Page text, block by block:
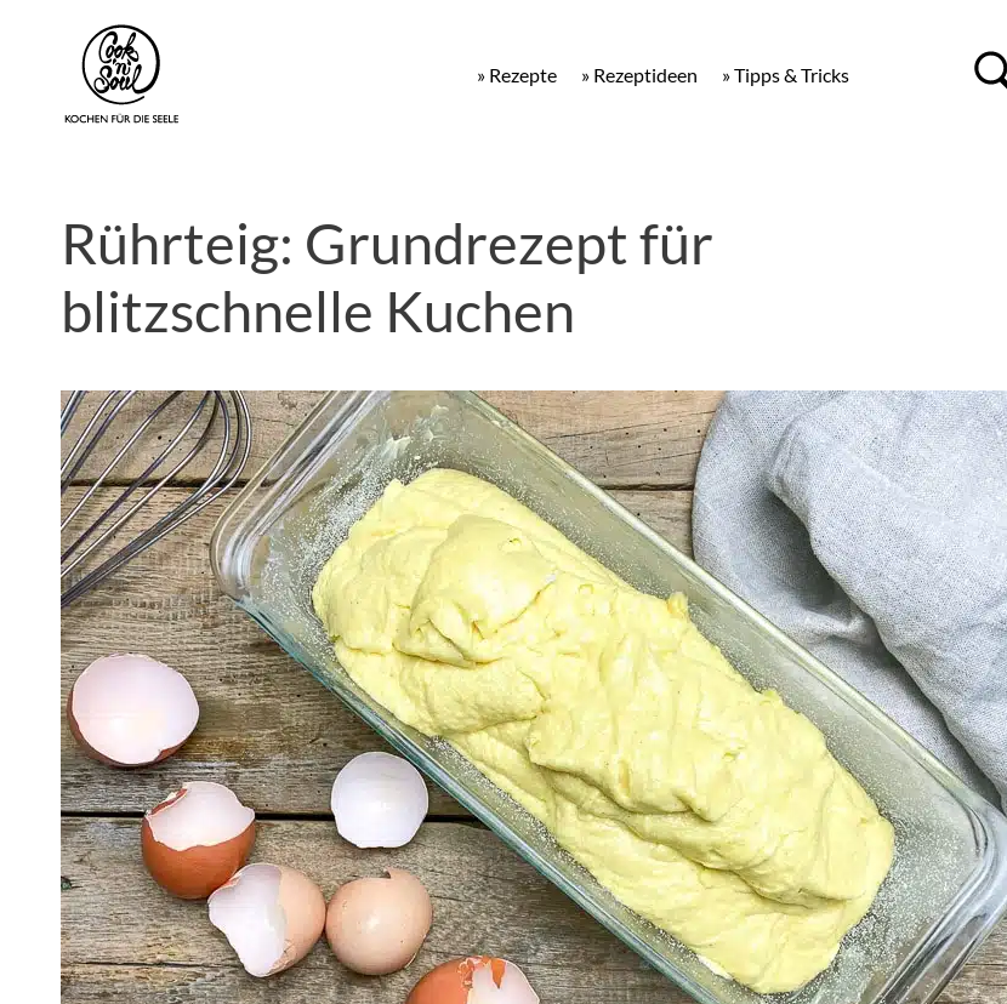
» Tipps & Tricks
» Rezeptideen
» Rezepte
Rührteig: Grundrezept für
blitzschnelle Kuchen